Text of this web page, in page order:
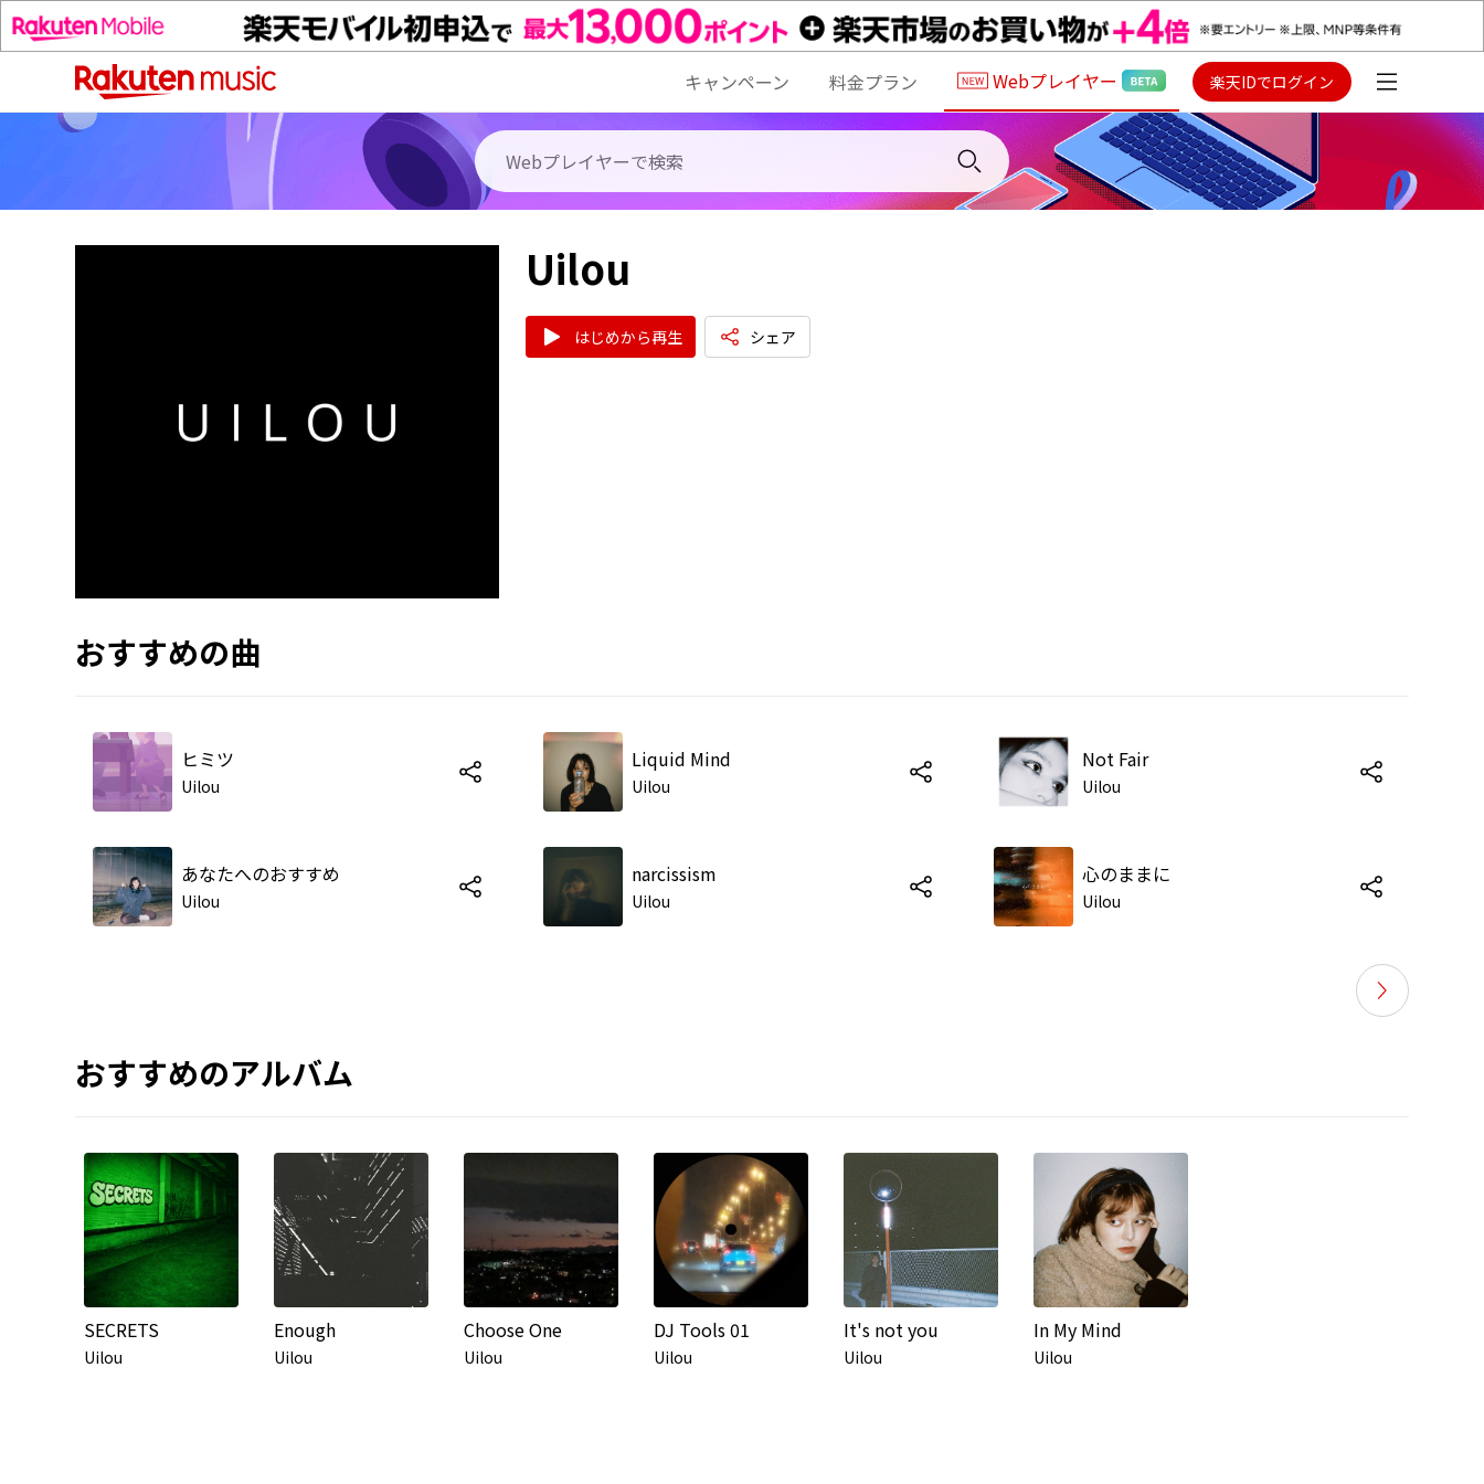
キャンペーン 料金プラン Webプレイヤー 楽天IDでログイン
Uilou
はじめから再生 シェア
おすすめの曲
ヒミツ
Uilou
あなたへのおすすめ
Uilou
Liquid Mind
Uilou
narcissism
Uilou
Not Fair
Uilou
心のままに
Uilou
おすすめのアルバム
SECRETS
Uilou
Enough
Uilou
Choose One
Uilou
DJ Tools 01
Uilou
It's not you
Uilou
In My Mind
Uilou